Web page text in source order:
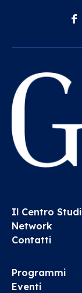
Il Centro Studi
Network
Contatti
Programmi
Eventi